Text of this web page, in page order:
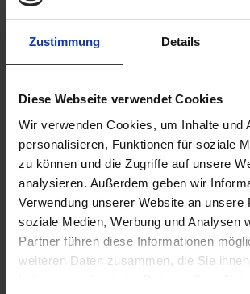
Zustimmung Details
Diese Webseite verwendet Cookies
Wir verwenden Cookies, um Inhalte und
personalisieren, Funktionen für soziale
zu können und die Zugriffe auf unsere
analysieren. Außerdem geben wir
Verwendung unserer Website an unsere
soziale Medien, Werbung und Analysen
Partner führen diese Informationen
weiteren Daten zusammen, die Sie
haben oder die sie im Rahmen Ihrer
Akademiker